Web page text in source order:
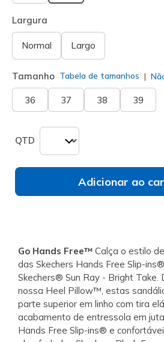
selecionado
Largura
Normal Largo
Tamanho Tabela de tamanhos
36 37 38 39
QTD
Adicionar ao
Go Hands Free™ Calça o estilo
das Skechers Hands Free Slip-
Skechers® Sun Ray - Bright Take.
nossa Heel Pillow™, estas
parte superior em linho com tira
acabamento de entressola em
Hands Free Slip-ins® e